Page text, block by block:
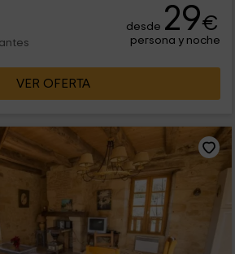
desde 29€
persona y noche
VER OFERTA